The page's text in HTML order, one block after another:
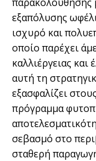
εξαπόλυσης
ισχυρό και
οποίο παρέχει
καλλιέργειας και
αυτή τη
εξασφαλίζει
πρόγραμμα
σεβασμό στο
σταθερή